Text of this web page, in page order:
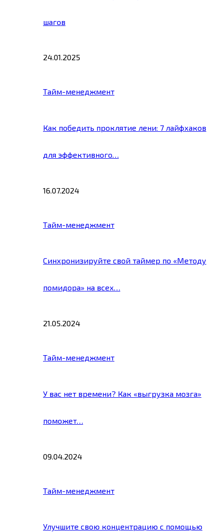
шагов
24.01.2025
Тайм-менеджмент
Как победить проклятие лени: 7 лайфхаков
для эффективного…
16.07.2024
Тайм-менеджмент
Синхронизируйте свой таймер по «Методу
помидора» на всех…
21.05.2024
Тайм-менеджмент
У вас нет времени? Как «выгрузка мозга»
поможет…
09.04.2024
Тайм-менеджмент
Улучшите свою концентрацию с помощью